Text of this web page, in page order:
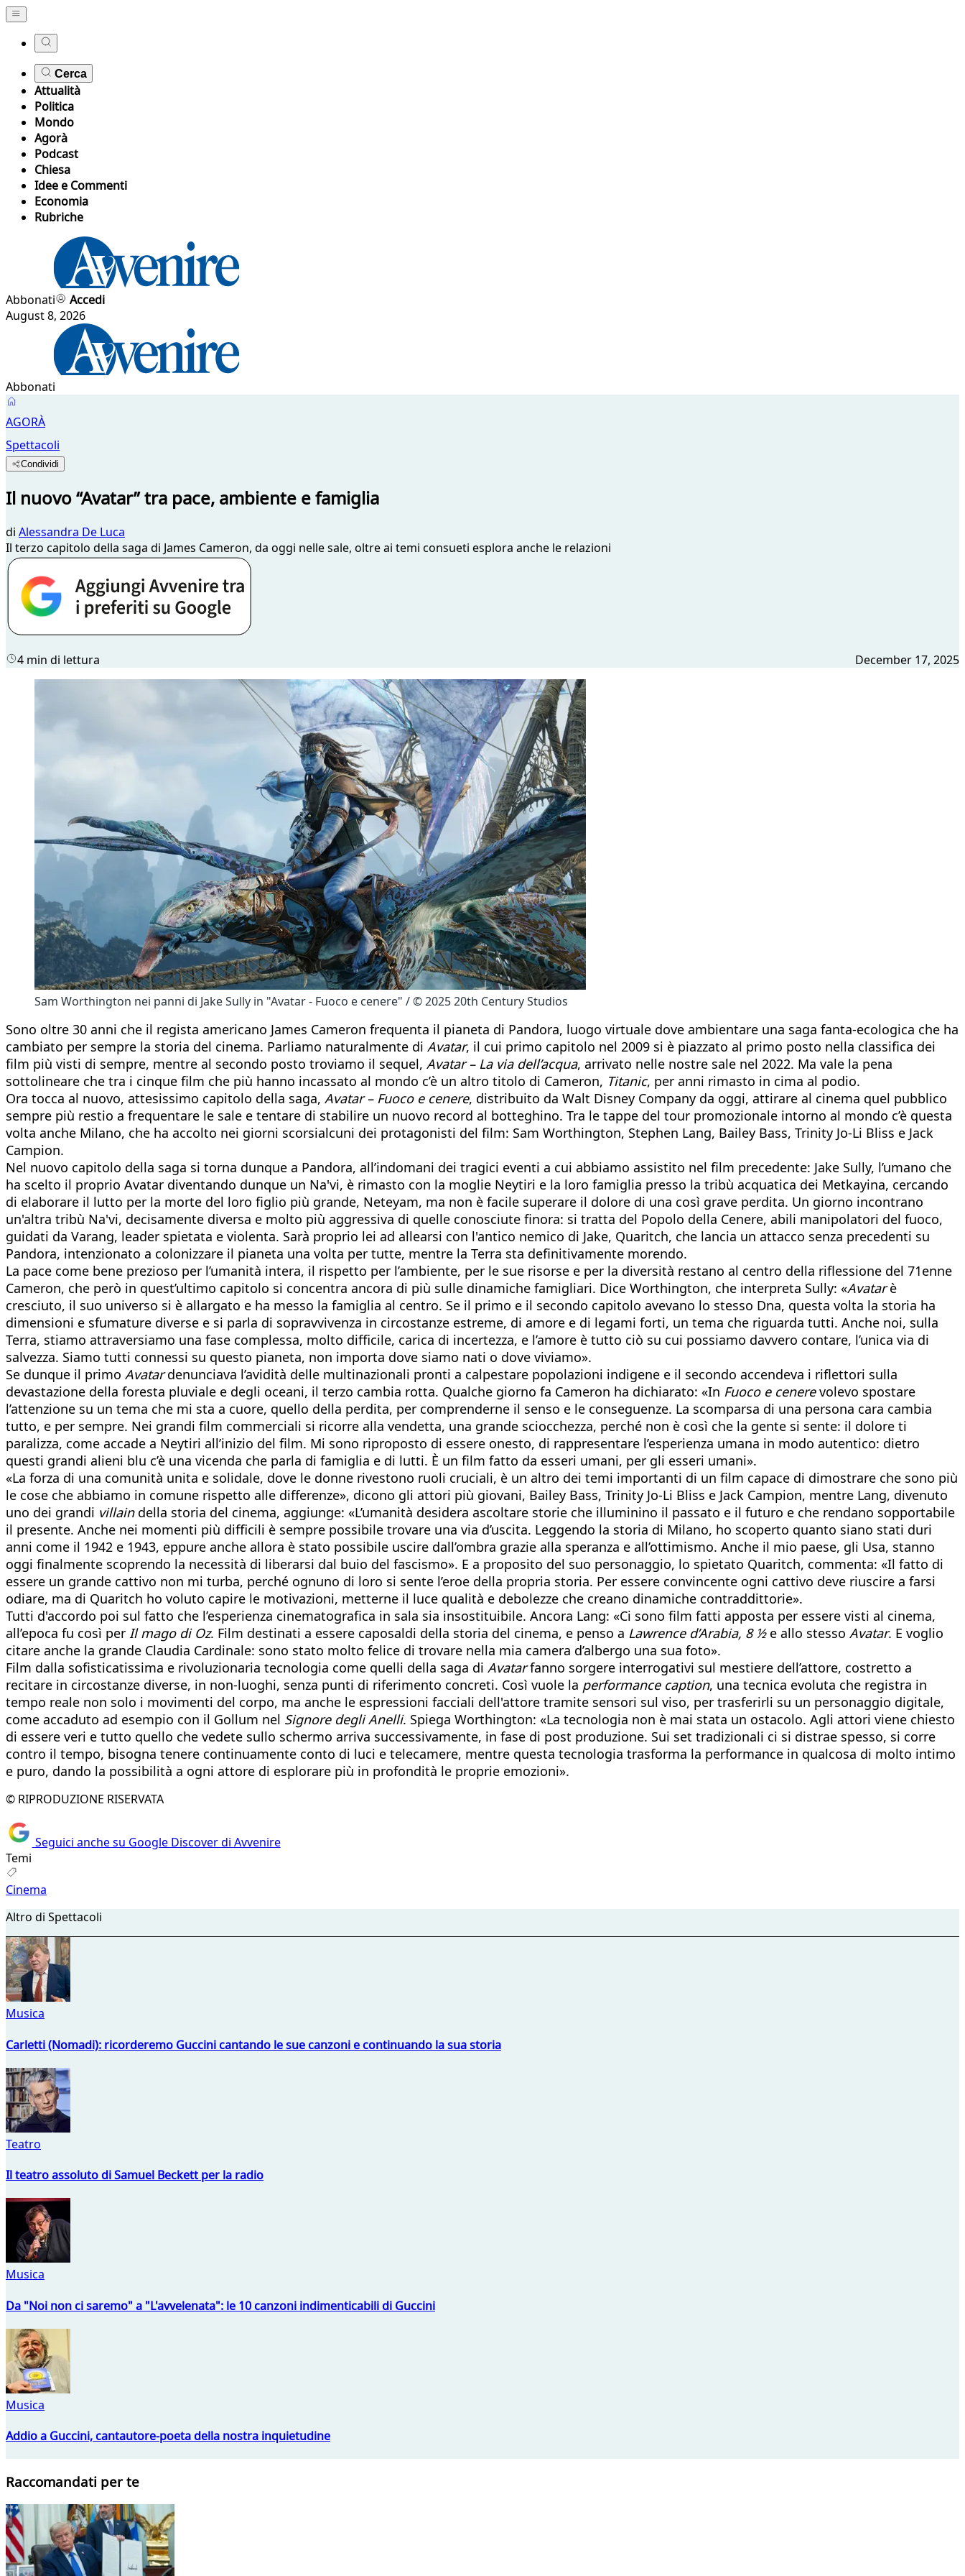
Cerca
Attualità
Politica
Mondo
Agorà
Podcast
Chiesa
Idee e Commenti
Economia
Rubriche
Abbonati
Accedi
August 8, 2026
Abbonati
AGORÀ
Spettacoli
Condividi
Il nuovo “Avatar” tra pace, ambiente e famiglia
di Alessandra De Luca
Il terzo capitolo della saga di James Cameron, da oggi nelle sale, oltre ai temi consueti esplora anche le relazioni
4 min di lettura December 17, 2025
Sam Worthington nei panni di Jake Sully in "Avatar - Fuoco e cenere" / © 2025 20th Century Studios
Sono oltre 30 anni che il regista americano James Cameron frequenta il pianeta di Pandora, luogo virtuale dove ambientare una saga fanta-ecologica che ha
cambiato per sempre la storia del cinema. Parliamo naturalmente di Avatar, il cui primo capitolo nel 2009 si è piazzato al primo posto nella classifica dei
film più visti di sempre, mentre al secondo posto troviamo il sequel, Avatar – La via dell’acqua, arrivato nelle nostre sale nel 2022. Ma vale la pena
sottolineare che tra i cinque film che più hanno incassato al mondo c’è un altro titolo di Cameron, Titanic, per anni rimasto in cima al podio.
Ora tocca al nuovo, attesissimo capitolo della saga, Avatar – Fuoco e cenere, distribuito da Walt Disney Company da oggi, attirare al cinema quel pubblico
sempre più restio a frequentare le sale e tentare di stabilire un nuovo record al botteghino. Tra le tappe del tour promozionale intorno al mondo c’è questa
volta anche Milano, che ha accolto nei giorni scorsialcuni dei protagonisti del film: Sam Worthington, Stephen Lang, Bailey Bass, Trinity Jo-Li Bliss e Jack
Campion.
Nel nuovo capitolo della saga si torna dunque a Pandora, all’indomani dei tragici eventi a cui abbiamo assistito nel film precedente: Jake Sully, l’umano che
ha scelto il proprio Avatar diventando dunque un Na'vi, è rimasto con la moglie Neytiri e la loro famiglia presso la tribù acquatica dei Metkayina, cercando
di elaborare il lutto per la morte del loro figlio più grande, Neteyam, ma non è facile superare il dolore di una così grave perdita. Un giorno incontrano
un'altra tribù Na'vi, decisamente diversa e molto più aggressiva di quelle conosciute finora: si tratta del Popolo della Cenere, abili manipolatori del fuoco,
guidati da Varang, leader spietata e violenta. Sarà proprio lei ad allearsi con l'antico nemico di Jake, Quaritch, che lancia un attacco senza precedenti su
Pandora, intenzionato a colonizzare il pianeta una volta per tutte, mentre la Terra sta definitivamente morendo.
La pace come bene prezioso per l’umanità intera, il rispetto per l’ambiente, per le sue risorse e per la diversità restano al centro della riflessione del 71enne
Cameron, che però in quest’ultimo capitolo si concentra ancora di più sulle dinamiche famigliari. Dice Worthington, che interpreta Sully: «Avatarè
cresciuto, il suo universo si è allargato e ha messo la famiglia al centro. Se il primo e il secondo capitolo avevano lo stesso Dna, questa volta la storia ha
dimensioni e sfumature diverse e si parla di sopravvivenza in circostanze estreme, di amore e di legami forti, un tema che riguarda tutti. Anche noi, sulla
Terra, stiamo attraversiamo una fase complessa, molto difficile, carica di incertezza, e l’amore è tutto ciò su cui possiamo davvero contare, l’unica via di
salvezza. Siamo tutti connessi su questo pianeta, non importa dove siamo nati o dove viviamo».
Se dunque il primo Avatardenunciava l’avidità delle multinazionali pronti a calpestare popolazioni indigene e il secondo accendeva i riflettori sulla
devastazione della foresta pluviale e degli oceani, il terzo cambia rotta. Qualche giorno fa Cameron ha dichiarato: «In Fuoco e cenerevolevo spostare
l’attenzione su un tema che mi sta a cuore, quello della perdita, per comprenderne il senso e le conseguenze. La scomparsa di una persona cara cambia
tutto, e per sempre. Nei grandi film commerciali si ricorre alla vendetta, una grande sciocchezza, perché non è così che la gente si sente: il dolore ti
paralizza, come accade a Neytiri all’inizio del film. Mi sono riproposto di essere onesto, di rappresentare l’esperienza umana in modo autentico: dietro
questi grandi alieni blu c’è una vicenda che parla di famiglia e di lutti. È un film fatto da esseri umani, per gli esseri umani».
«La forza di una comunità unita e solidale, dove le donne rivestono ruoli cruciali, è un altro dei temi importanti di un film capace di dimostrare che sono più
le cose che abbiamo in comune rispetto alle differenze», dicono gli attori più giovani, Bailey Bass, Trinity Jo-Li Bliss e Jack Campion, mentre Lang, divenuto
uno dei grandi villaindella storia del cinema, aggiunge: «L’umanità desidera ascoltare storie che illuminino il passato e il futuro e che rendano sopportabile
il presente. Anche nei momenti più difficili è sempre possibile trovare una via d’uscita. Leggendo la storia di Milano, ho scoperto quanto siano stati duri
anni come il 1942 e 1943, eppure anche allora è stato possibile uscire dall’ombra grazie alla speranza e all’ottimismo. Anche il mio paese, gli Usa, stanno
oggi finalmente scoprendo la necessità di liberarsi dal buio del fascismo». E a proposito del suo personaggio, lo spietato Quaritch, commenta: «Il fatto di
essere un grande cattivo non mi turba, perché ognuno di loro si sente l’eroe della propria storia. Per essere convincente ogni cattivo deve riuscire a farsi
odiare, ma di Quaritch ho voluto capire le motivazioni, metterne il luce qualità e debolezze che creano dinamiche contraddittorie».
Tutti d'accordo poi sul fatto che l’esperienza cinematografica in sala sia insostituibile. Ancora Lang: «Ci sono film fatti apposta per essere visti al cinema,
all’epoca fu così per Il mago di Oz. Film destinati a essere caposaldi della storia del cinema, e penso a Lawrence d’Arabia, 8 ½e allo stesso Avatar. E voglio
citare anche la grande Claudia Cardinale: sono stato molto felice di trovare nella mia camera d’albergo una sua foto».
Film dalla sofisticatissima e rivoluzionaria tecnologia come quelli della saga di Avatarfanno sorgere interrogativi sul mestiere dell’attore, costretto a
recitare in circostanze diverse, in non-luoghi, senza punti di riferimento concreti. Così vuole la performance caption, una tecnica evoluta che registra in
tempo reale non solo i movimenti del corpo, ma anche le espressioni facciali dell'attore tramite sensori sul viso, per trasferirli su un personaggio digitale,
come accaduto ad esempio con il Gollum nel Signore degli Anelli. Spiega Worthington: «La tecnologia non è mai stata un ostacolo. Agli attori viene chiesto
di essere veri e tutto quello che vedete sullo schermo arriva successivamente, in fase di post produzione. Sui set tradizionali ci si distrae spesso, si corre
contro il tempo, bisogna tenere continuamente conto di luci e telecamere, mentre questa tecnologia trasforma la performance in qualcosa di molto intimo
e puro, dando la possibilità a ogni attore di esplorare più in profondità le proprie emozioni».
© RIPRODUZIONE RISERVATA
Seguici anche su Google Discover di Avvenire
Temi
Cinema
Altro di Spettacoli
Musica
Carletti (Nomadi): ricorderemo Guccini cantando le sue canzoni e continuando la sua storia
Teatro
Il teatro assoluto di Samuel Beckett per la radio
Musica
Da "Noi non ci saremo" a "L'avvelenata": le 10 canzoni indimenticabili di Guccini
Musica
Addio a Guccini, cantautore-poeta della nostra inquietudine
Raccomandati per te